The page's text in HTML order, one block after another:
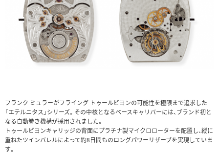
フランク ミュラーがフライング トゥールビヨンの可能性を極限まで追求した
「エテルニタス」シリーズ。その中核となるベースキャリバーには、ブランド初と
なる自動巻き機構が採用されました。
トゥールビヨンキャリッジの背面にプラチナ製マイクロローターを配置し、縦に
重ねたツインバレルによって約8日間ものロングパワーリザーブを実現していま
す。